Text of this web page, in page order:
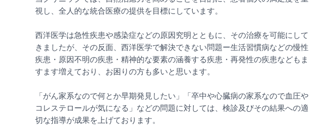
視し、全人的な統合医療の提供を目標にしています。
西洋医学は急性疾患や感染症などの原因究明とともに、その治療を可能にして
きましたが、その反面、西洋医学で解決できない問題ー生活習慣病などの慢性
疾患・原因不明の疾患・精神的な要素の涵養する疾患・再発性の疾患などもま
すます増えており、お困りの方も多いと思います。
「がん家系なので何とか早期発見したい」「卒中や心臓病の家系なので血圧や
コレステロールが気になる」などの問題に対しては、検診及びその結果への適
切な指導が成果を上げております。